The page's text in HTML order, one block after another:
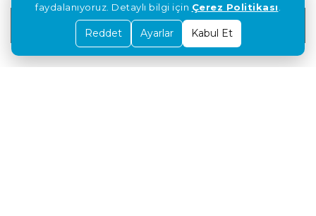
faydalanıyoruz. Detaylı bilgi için Çerez Politikası
Reddet Ayarlar Kabul Et